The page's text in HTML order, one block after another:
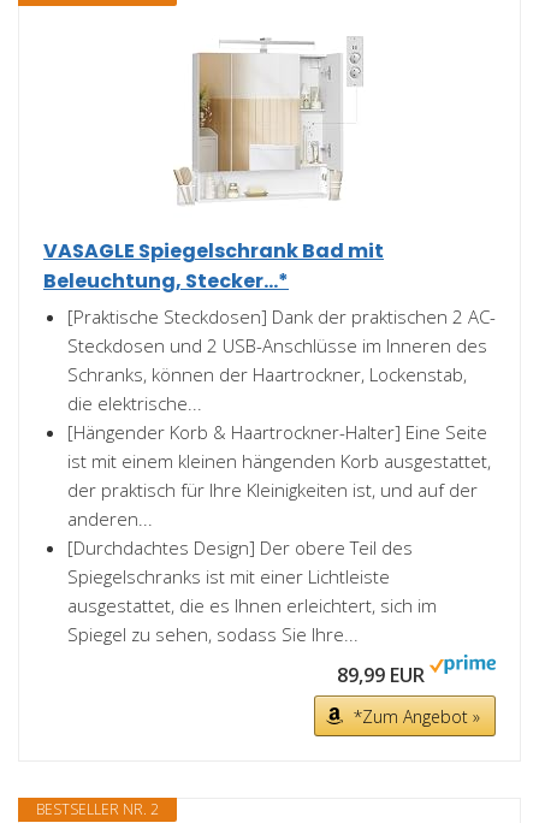
VASAGLE Spiegelschrank Bad mit
Beleuchtung, Stecker...*
[Praktische Steckdosen] Dank der praktischen 2 AC-
Steckdosen und 2 USB-Anschlüsse im Inneren des
Schranks, können der Haartrockner, Lockenstab,
die elektrische...
[Hängender Korb & Haartrockner-Halter] Eine Seite
ist mit einem kleinen hängenden Korb ausgestattet,
der praktisch für Ihre Kleinigkeiten ist, und auf der
anderen...
[Durchdachtes Design] Der obere Teil des
Spiegelschranks ist mit einer Lichtleiste
ausgestattet, die es Ihnen erleichtert, sich im
Spiegel zu sehen, sodass Sie Ihre...
89,99 EUR
*Zum Angebot »
BESTSELLER NR. 2